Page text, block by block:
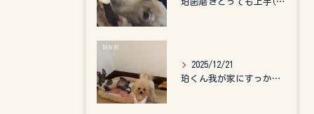
珀歯磨きとっても上手(о´∀`о)
2025/12/21
珀くん我が家にすっかりなれて、キッズのお世話もしてくれて、今...